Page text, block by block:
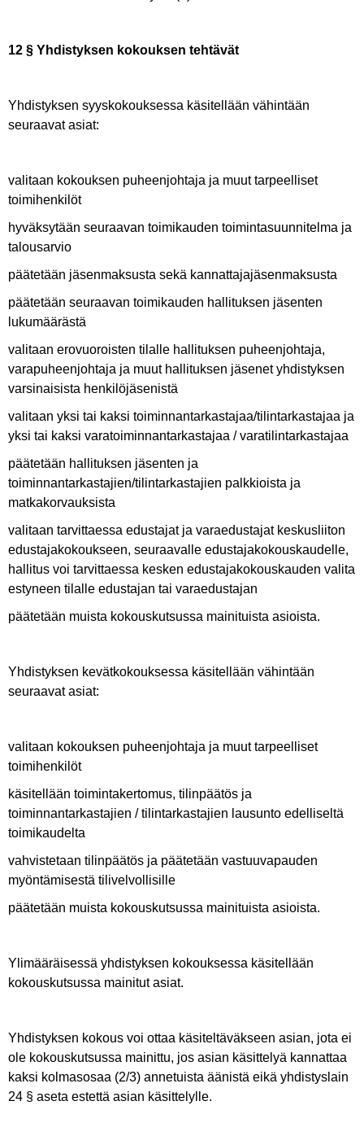
12 § Yhdistyksen kokouksen tehtävät
Yhdistyksen syyskokouksessa käsitellään vähintään
seuraavat asiat:
valitaan kokouksen puheenjohtaja ja muut tarpeelliset
toimihenkilöt
hyväksytään seuraavan toimikauden toimintasuunnitelma ja
talousarvio
päätetään jäsenmaksusta sekä kannattajajäsenmaksusta
päätetään seuraavan toimikauden hallituksen jäsenten
lukumäärästä
valitaan erovuoroisten tilalle hallituksen puheenjohtaja,
varapuheenjohtaja ja muut hallituksen jäsenet yhdistyksen
varsinaisista henkilöjäsenistä
valitaan yksi tai kaksi toiminnantarkastajaa/tilintarkastajaa ja
yksi tai kaksi varatoiminnantarkastajaa / varatilintarkastajaa
päätetään hallituksen jäsenten ja
toiminnantarkastajien/tilintarkastajien palkkioista ja
matkakorvauksista
valitaan tarvittaessa edustajat ja varaedustajat keskusliiton
edustajakokoukseen, seuraavalle edustajakokouskaudelle,
hallitus voi tarvittaessa kesken edustajakokouskauden valita
estyneen tilalle edustajan tai varaedustajan
päätetään muista kokouskutsussa mainituista asioista.
Yhdistyksen kevätkokouksessa käsitellään vähintään
seuraavat asiat:
valitaan kokouksen puheenjohtaja ja muut tarpeelliset
toimihenkilöt
käsitellään toimintakertomus, tilinpäätös ja
toiminnantarkastajien / tilintarkastajien lausunto edelliseltä
toimikaudelta
vahvistetaan tilinpäätös ja päätetään vastuuvapauden
myöntämisestä tilivelvollisille
päätetään muista kokouskutsussa mainituista asioista.
Ylimääräisessä yhdistyksen kokouksessa käsitellään
kokouskutsussa mainitut asiat.
Yhdistyksen kokous voi ottaa käsiteltäväkseen asian, jota ei
ole kokouskutsussa mainittu, jos asian käsittelyä kannattaa
kaksi kolmasosaa (2/3) annetuista äänistä eikä yhdistyslain
24 § aseta estettä asian käsittelylle.